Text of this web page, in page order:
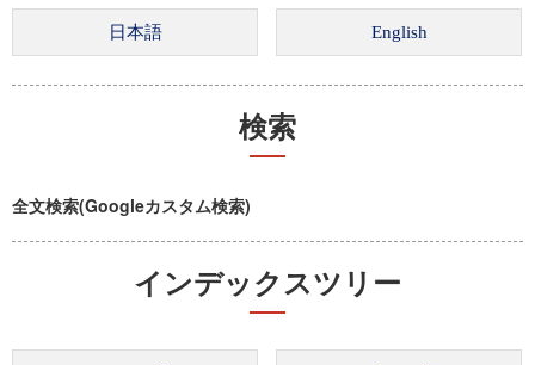
検索
全文検索(Googleカスタム検索)
インデックスツリー